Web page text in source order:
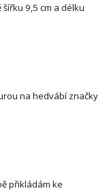
9,5 cm a délku
na hedvábí značky
přikládám ke